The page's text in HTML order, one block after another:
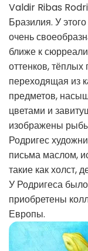
Valdir Ribas
Бразилия. У
очень
ближе к
оттенков, тёплых
переходящая из
предметов,
цветами и
изображены
Родригес
письма маслом,
такие как холст,
У Родригеса
приобретены
Европы.